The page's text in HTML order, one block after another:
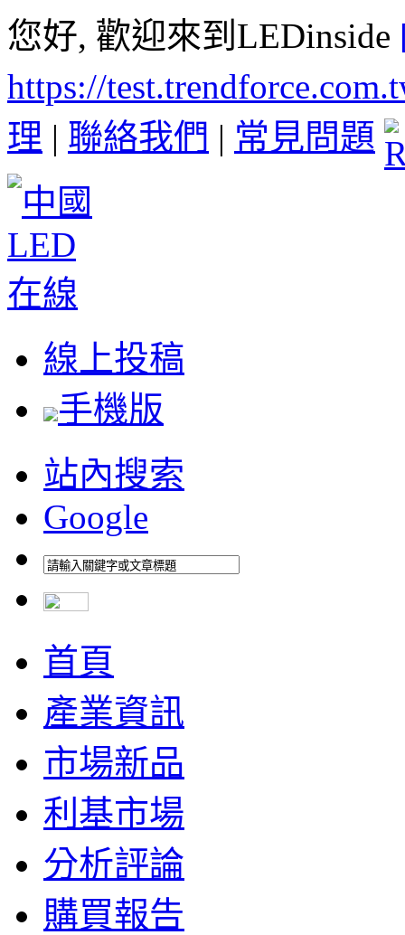
您好, 歡迎來到LEDinside
https://
理 | 聯絡我們 | 常見問題
線上投稿
手機版
站內搜索
Google
首頁
產業資訊
市場新品
利基市場
分析評論
購買報告